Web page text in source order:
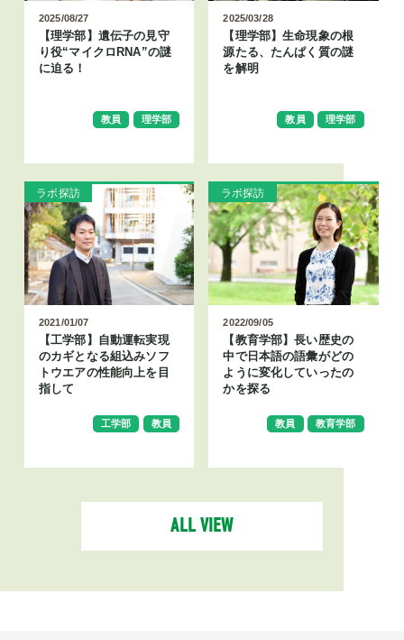
2025/08/27
【理学部】遺伝子の見守
り役“マイクロRNA”の謎
に迫る！
教員 理学部
2025/03/28
【理学部】生命現象の根
源たる、たんぱく質の謎
を解明
教員 理学部
ラボ探訪
2021/01/07
【工学部】自動運転実現
のカギとなる組込みソフ
トウエアの性能向上を目
指して
工学部 教員
ラボ探訪
2022/09/05
【教育学部】長い歴史の
中で日本語の語彙がどの
ように変化していったの
かを探る
教員 教育学部
ALL VIEW